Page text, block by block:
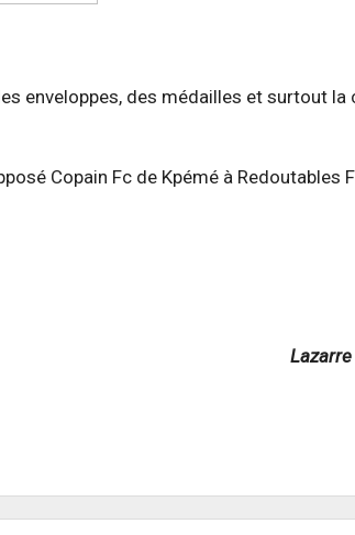
enveloppes, des médailles et surtout la
Copain Fc de Kpémé à Redoutables
Lazarre